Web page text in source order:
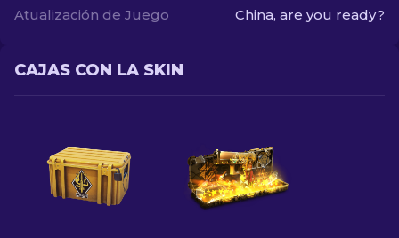
Atualización de Juego
China, are you ready?
CAJAS CON LA SKIN